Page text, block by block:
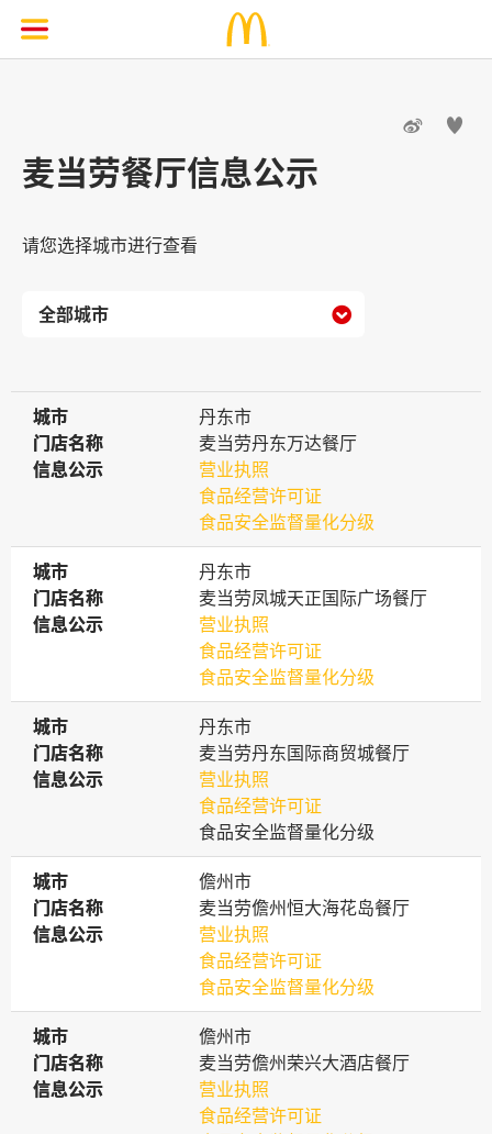
 
麦当劳餐厅信息公示
请您选择城市进行查看

城市
城市
丹东市
门店名称
门店名称
麦当劳丹东万达餐厅
信息公示
信息公示
营业执照
食品经营许可证
食品安全监督量化分级
城市
城市
丹东市
门店名称
门店名称
麦当劳凤城天正国际广场餐厅
信息公示
信息公示
营业执照
食品经营许可证
食品安全监督量化分级
城市
城市
丹东市
门店名称
门店名称
麦当劳丹东国际商贸城餐厅
信息公示
信息公示
营业执照
食品经营许可证
食品安全监督量化分级
城市
城市
儋州市
门店名称
门店名称
麦当劳儋州恒大海花岛餐厅
信息公示
信息公示
营业执照
食品经营许可证
食品安全监督量化分级
城市
城市
儋州市
门店名称
门店名称
麦当劳儋州荣兴大酒店餐厅
信息公示
信息公示
营业执照
食品经营许可证